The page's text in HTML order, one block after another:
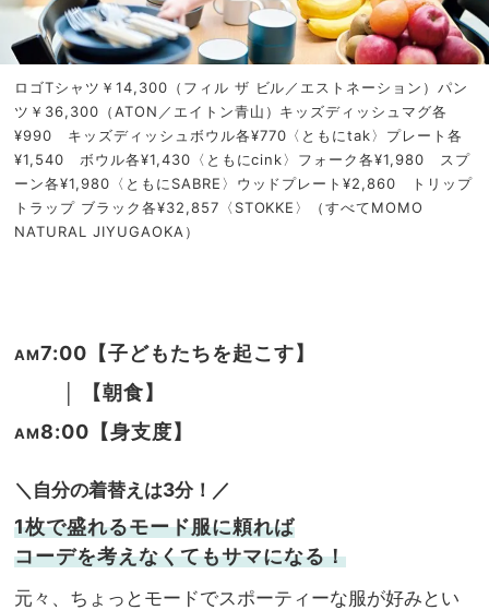
ロゴTシャツ￥14,300（フィル ザ ビル／エストネーション）パン
ツ￥36,300（ATON／エイトン青山）キッズディッシュマグ各
¥990 キッズディッシュボウル各¥770〈ともにtak〉プレート各
¥1,540 ボウル各¥1,430〈ともにcink〉フォーク各¥1,980 スプ
ーン各¥1,980〈ともにSABRE〉ウッドプレート¥2,860 トリップ
トラップ ブラック各¥32,857〈STOKKE〉（すべてMOMO
NATURAL JIYUGAOKA）
AM7:00【子どもたちを起こす】
【朝食】
AM8:00【身支度】
＼自分の着替えは3分！／
1枚で盛れるモード服に頼れば
コーデを考えなくてもサマになる！
元々、ちょっとモードでスポーティーな服が好みとい